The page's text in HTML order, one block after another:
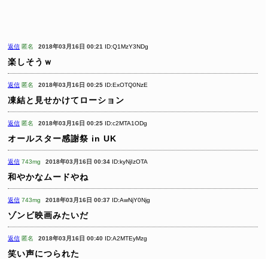
返信 匿名 2018年03月16日 00:21 ID:Q1MzY3NDg
楽しそうｗ
返信 匿名 2018年03月16日 00:25 ID:ExOTQ0NzE
凍結と見せかけてローション
返信 匿名 2018年03月16日 00:25 ID:c2MTA1ODg
オールスター感謝祭 in UK
返信 743mg 2018年03月16日 00:34 ID:kyNjIzOTA
和やかなムードやね
返信 743mg 2018年03月16日 00:37 ID:AwNjY0Njg
ゾンビ映画みたいだ
返信 匿名 2018年03月16日 00:40 ID:A2MTEyMzg
笑い声につられた